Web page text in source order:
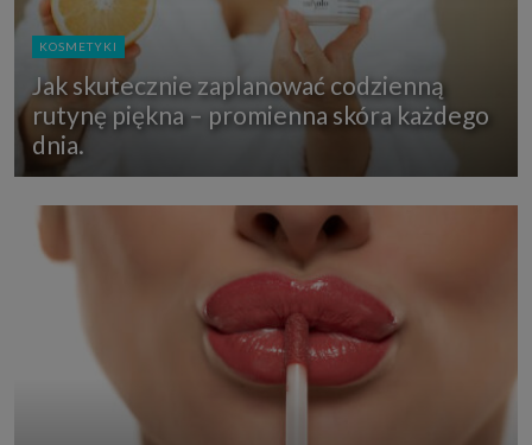
KOSMETYKI
Jak skutecznie zaplanować codzienną
rutynę piękna – promienna skóra każdego
dnia.